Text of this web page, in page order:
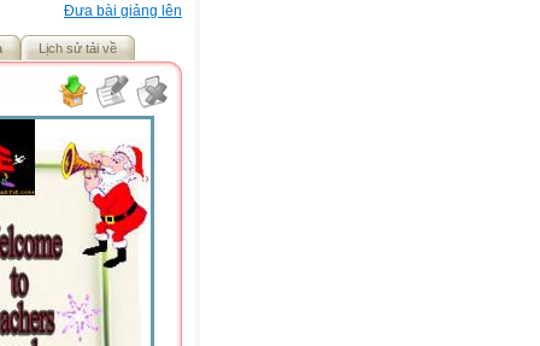
Đưa bài giảng lên
Lịch sử tải về